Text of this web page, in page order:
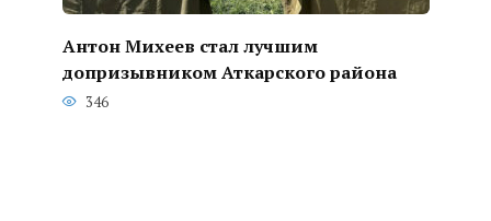
Антон Михеев стал лучшим
допризывником Аткарского района
346